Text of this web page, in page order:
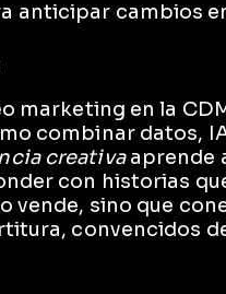
anticipar cambios
marketing en la
combinar datos,
creativaaprende
con historias
vende, sino que
convencidos